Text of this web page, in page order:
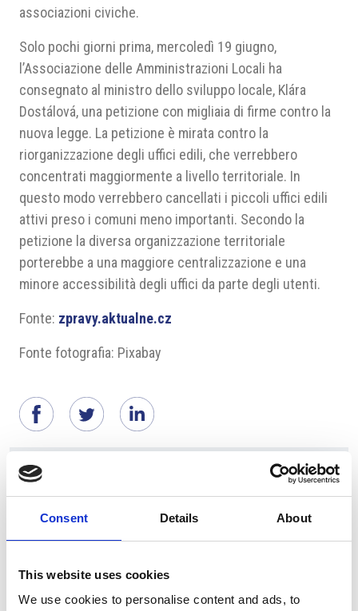
Consent Details About
This website uses cookies
We use cookies to personalise content and ads, to
associazioni civiche.
Solo pochi giorni prima, mercoledì 19 giugno,
l’Associazione delle Amministrazioni Locali ha
consegnato al ministro dello sviluppo locale, Klára
Dostálová, una petizione con migliaia di firme contro la
nuova legge. La petizione è mirata contro la
riorganizzazione degli uffici edili, che verrebbero
concentrati maggiormente a livello territoriale. In
questo modo verrebbero cancellati i piccoli uffici edili
attivi preso i comuni meno importanti. Secondo la
petizione la diversa organizzazione territoriale
porterebbe a una maggiore centralizzazione e una
minore accessibilità degli uffici da parte degli utenti.
Fonte: zpravy.aktualne.cz
Fonte fotografia: Pixabay
Suggeriti per te